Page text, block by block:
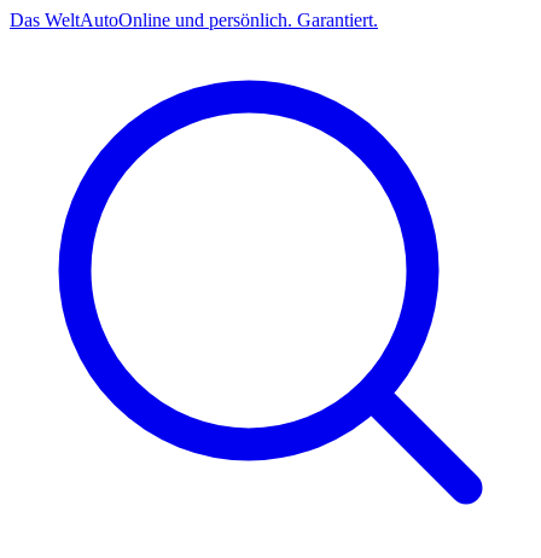
Das WeltAutoOnline und persönlich. Garantiert.